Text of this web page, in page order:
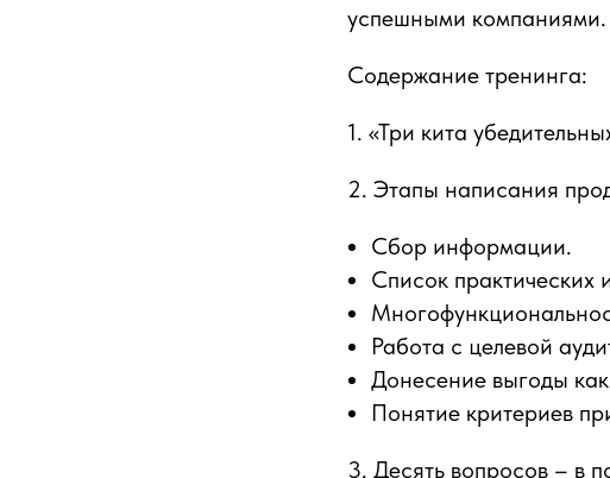
успешными компаниями.
Содержание тренинга:
1. «Три кита
2. Этапы написания
Сбор информации.
Список практических
Работа с целевой
Донесение выгоды
Понятие критериев
3. Десять вопросов – в